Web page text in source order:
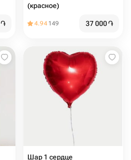
֏
(красное)
4.94 149 37 000֏
Шар 1 сердце